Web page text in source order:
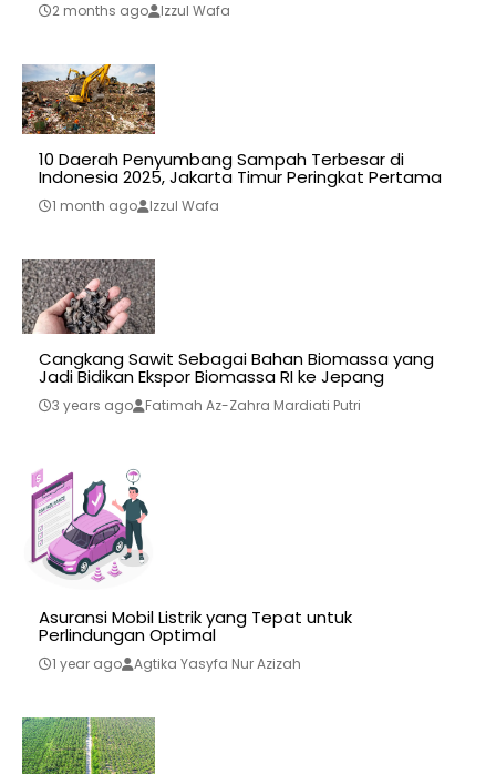
2 months ago Izzul Wafa
10 Daerah Penyumbang Sampah Terbesar di
Indonesia 2025, Jakarta Timur Peringkat Pertama
1 month ago Izzul Wafa
Cangkang Sawit Sebagai Bahan Biomassa yang
Jadi Bidikan Ekspor Biomassa RI ke Jepang
3 years ago Fatimah Az-Zahra Mardiati Putri
Asuransi Mobil Listrik yang Tepat untuk
Perlindungan Optimal
1 year ago Agtika Yasyfa Nur Azizah